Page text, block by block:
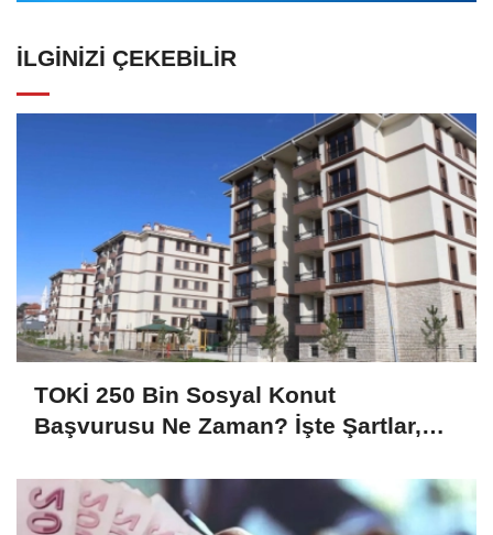
İLGINIZI ÇEKEBILIR
TOKİ 250 Bin Sosyal Konut
Başvurusu Ne Zaman? İşte Şartlar,